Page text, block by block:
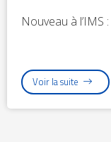
Nouveau à
Voir la suite